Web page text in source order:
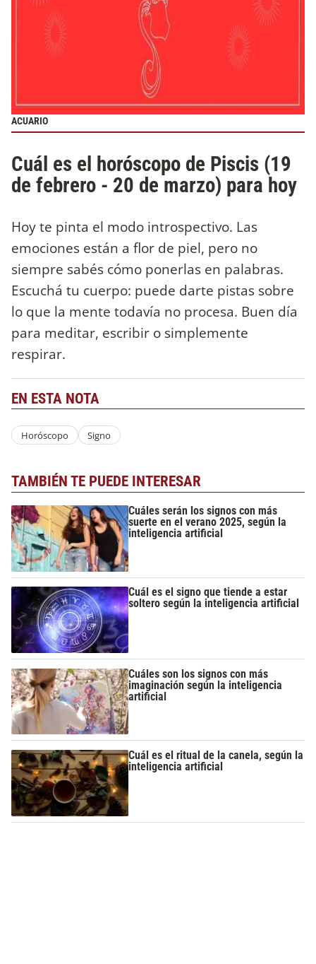
ACUARIO
Cuál es el horóscopo de Piscis (19
de febrero - 20 de marzo) para hoy
Hoy te pinta el modo introspectivo. Las
emociones están a flor de piel, pero no
siempre sabés cómo ponerlas en palabras.
Escuchá tu cuerpo: puede darte pistas sobre
lo que la mente todavía no procesa. Buen día
para meditar, escribir o simplemente
respirar.
EN ESTA NOTA
Horóscopo Signo
TAMBIÉN TE PUEDE INTERESAR
Cuáles serán los signos con más
suerte en el verano 2025, según la
inteligencia artificial
Cuál es el signo que tiende a estar
soltero según la inteligencia artificial
Cuáles son los signos con más
imaginación según la inteligencia
artificial
Cuál es el ritual de la canela, según la
inteligencia artificial